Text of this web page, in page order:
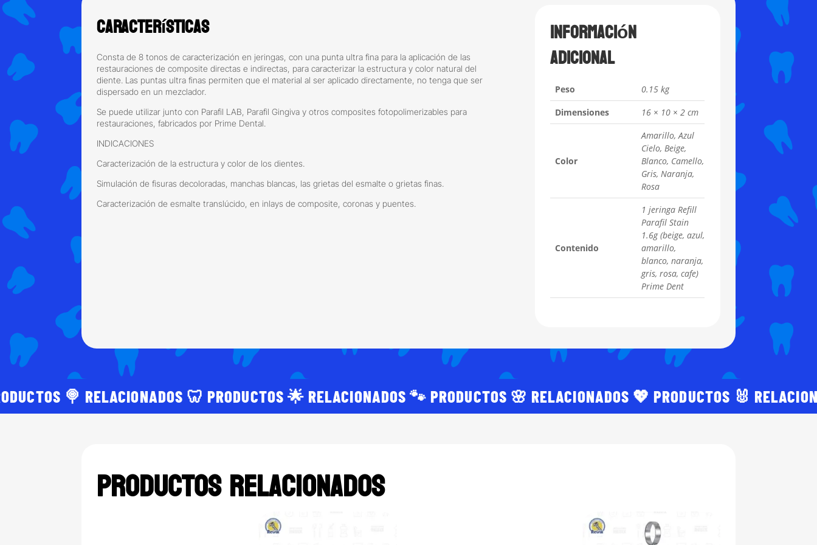
Características
Consta de 8 tonos de caracterización en jeringas, con una punta ultra fina para la aplicación de las
restauraciones de composite directas e indirectas, para caracterizar la estructura y color natural del
diente. Las puntas ultra finas permiten que el material al ser aplicado directamente, no tenga que ser
dispersado en un mezclador.
Se puede utilizar junto con Parafil LAB, Parafil Gingiva y otros composites fotopolimerizables para
restauraciones, fabricados por Prime Dental.
INDICACIONES
Caracterización de la estructura y color de los dientes.
Simulación de fisuras decoloradas, manchas blancas, las grietas del esmalte o grietas finas.
Caracterización de esmalte translúcido, en inlays de composite, coronas y puentes.
Información
adicional
Peso
0.15 kg
Dimensiones
16 × 10 × 2 cm
Color
Amarillo, Azul
Cielo, Beige,
Blanco, Camello,
Gris, Naranja,
Rosa
Contenido
1 jeringa Refill
Parafil Stain
1.6g (beige, azul,
amarillo,
blanco, naranja,
gris, rosa, cafe)
Prime Dent
🍭 RELACIONADOS 🦷 PRODUCTOS 🌟 RELACIONADOS 🐾 PRODUCTOS 🌸 RELACIONADOS 💖 PRODUCTOS 🐰
Productos relacionados